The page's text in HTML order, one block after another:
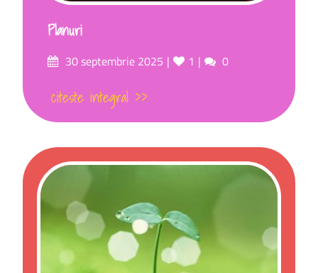
Planuri
30 septembrie 2025 1 0
citeste integral >>